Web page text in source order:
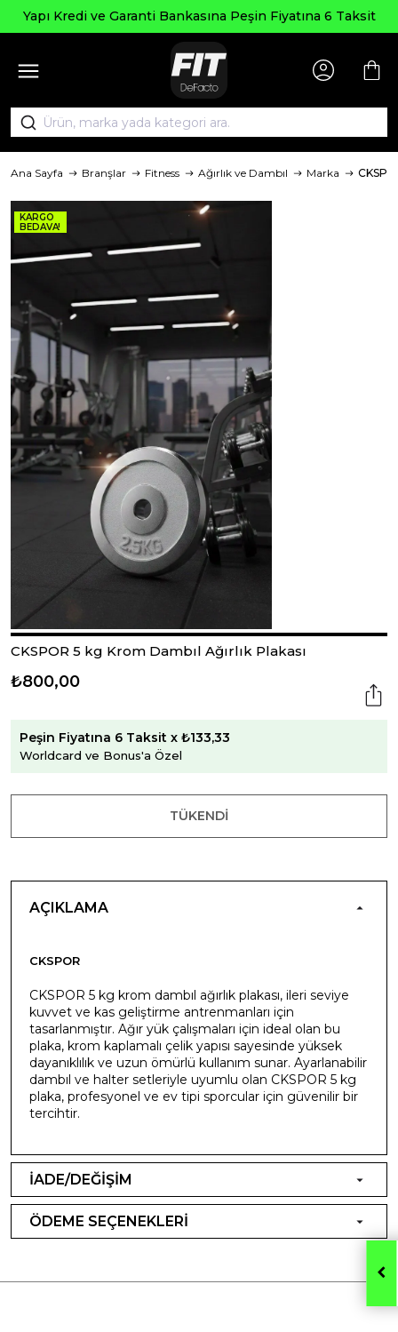
Yapı Kredi ve Garanti Bankasına Peşin Fiyatına 6 Taksit
Ana Sayfa Branşlar Fitness Ağırlık ve Dambıl Marka
KARGO
BEDAVA!
CKSPOR 5 kg Krom Dambıl Ağırlık Plakası
₺800,00
Peşin Fiyatına 6 Taksit x ₺133,33
Worldcard ve Bonus'a Özel
TÜKENDI
AÇIKLAMA
CKSPOR
CKSPOR 5 kg krom dambıl ağırlık plakası, ileri seviye
kuvvet ve kas geliştirme antrenmanları için
tasarlanmıştır. Ağır yük çalışmaları için ideal olan bu
plaka, krom kaplamalı çelik yapısı sayesinde yüksek
dayanıklılık ve uzun ömürlü kullanım sunar. Ayarlanabilir
dambıl ve halter setleriyle uyumlu olan CKSPOR 5 kg
plaka, profesyonel ve ev tipi sporcular için güvenilir bir
tercihtir.
İADE/DEĞİŞİM
ÖDEME SEÇENEKLERİ